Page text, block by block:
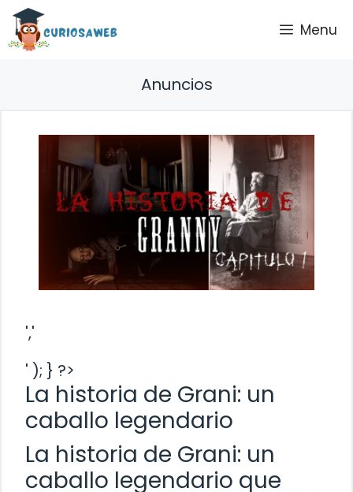
Saltar
contenido
Menu
Anuncios
','
' ); } ?>
La historia de Grani: un
caballo legendario
La historia de Grani: un
caballo legendario que